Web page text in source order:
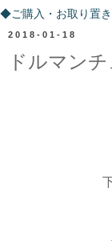
◆ご購入・お取り置
2018-01-18
ドルマン